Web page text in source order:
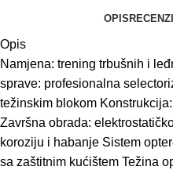
OPIS
Opis
Namjena: trening trbušnih i
sprave: profesionalna
težinskim blokom
Završna obrada:
koroziju i habanje Sistem
sa zaštitnim kućištem Težina